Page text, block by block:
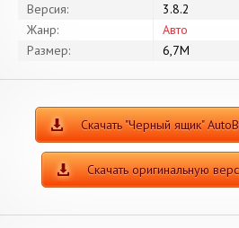
Версия:
3.8.2
Жанр:
Авто
Размер:
6,7M
Скачать "Черный ящик"
Скачать оригинальную